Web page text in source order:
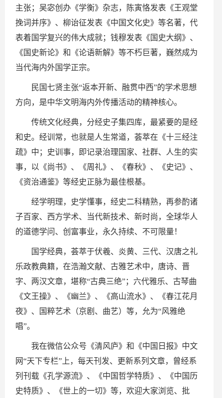
主张；吴宓创办《学衡》杂志，陈寅恪发表《王观堂
挽词并序》、柳诒征发表《中国文化史》等名著，代
表着国学复兴的伟大成就；钱穆发表《国史大纲》、
《国史新论》和《论语新解》等不朽巨著，巍然成为
当代海内外国学正宗。
民国七贤主张“返本开新、融贯中西”的学术思想
方向，是中华文明海内外传播活动的精神核心。
传统文化经典，分经史子集四库，最紧要的是经
和史。经训常，也就是人生常道，荟萃在《十三经注
疏》中；史训事，即记录治理国家、社群、人生的实
事，以《尚书》、《周礼》、《春秋》、《史记》、
《资治通鉴》等经史正脉为最佳根基。
经学明理，史学懂事，经史二科精熟，再参酌诸
子百家、西方学术、当代新技术、新时尚，全球华人
的道德学问、创富事业，永久持续、不可限量！
国学经典，荟萃于伏羲、炎黄、三代、汉唐之礼
乐政教典籍，在浩瀚文献、古雅艺术中，唐诗、晋
字、两汉文章，堪称“古典三绝”；六代雅乐、古琴曲
《文王操》、《幽兰》、《高山流水》、《春江花月
夜》、国粹艺术（京剧、曲艺）等，允为“风雅绝
唱”。
我在微信公众号《清风庐》和《中国日报》中文
网“天下专栏”上，每天刊发、更新系列文章，曾经系
列刊载《孔学源流》、《中国哲学特质》、《中国历
史特质》、《世上的一切》等，欢迎大家浏览、批